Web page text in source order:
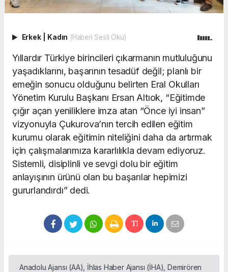
Erkek Kadın (Haberi Sesli Oku)
Yıllardır Türkiye birincileri çıkarmanın mutluluğunu
yaşadıklarını, başarının tesadüf değil; planlı bir
emeğin sonucu olduğunu belirten Eral Okulları
Yönetim Kurulu Başkanı Ersan Altıok, “Eğitimde
çığır açan yeniliklere imza atan “Önce iyi insan”
vizyonuyla Çukurova’nın tercih edilen eğitim
kurumu olarak eğitimin niteliğini daha da artırmak
için çalışmalarımıza kararlılıkla devam ediyoruz.
Sistemli, disiplinli ve sevgi dolu bir eğitim
anlayışının ürünü olan bu başarılar hepimizi
gururlandırdı” dedi.
Anadolu Ajansı (AA), İhlas Haber Ajansı (İHA), Demirören